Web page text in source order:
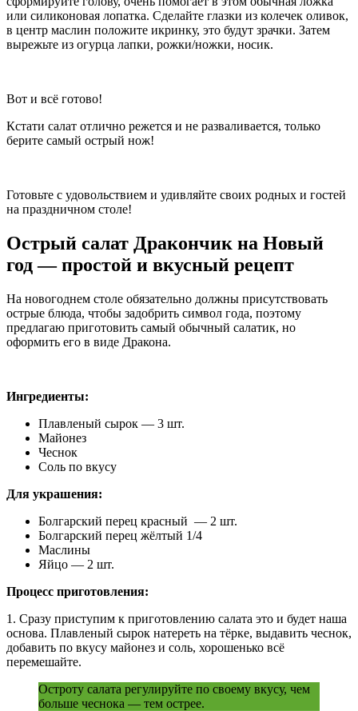
или силиконовая лопатка. Сделайте глазки из колечек оливок,
в центр маслин положите икринку, это будут зрачки. Затем
вырежьте из огурца лапки, рожки/ножки, носик.
Вот и всё готово!
Кстати салат отлично режется и не разваливается, только
берите самый острый нож!
Готовьте с удовольствием и удивляйте своих родных и гостей
на праздничном столе!
Острый салат Дракончик на Новый
год — простой и вкусный рецепт
На новогоднем столе обязательно должны присутствовать
острые блюда, чтобы задобрить символ года, поэтому
предлагаю приготовить самый обычный салатик, но
оформить его в виде Дракона.
Ингредиенты:
Плавленый сырок — 3 шт.
Майонез
Чеснок
Соль по вкусу
Для украшения:
Болгарский перец красный — 2 шт.
Болгарский перец жёлтый 1/4
Маслины
Яйцо — 2 шт.
Процесс приготовления:
1. Сразу приступим к приготовлению салата это и будет наша
основа. Плавленый сырок натереть на тёрке, выдавить чеснок,
добавить по вкусу майонез и соль, хорошенько всё
перемешайте.
Остроту салата регулируйте по своему вкусу, чем
больше чеснока — тем острее.